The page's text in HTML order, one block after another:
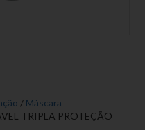
/ Máscara
TRIPLA PROTEÇÃO